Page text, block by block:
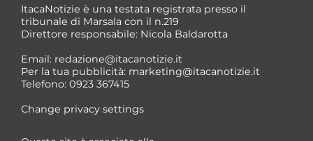
*
ItacaNotizie è una testata registrata presso il
tribunale di Marsala con il n.219
Direttore responsabile: Nicola Baldarotta
Email: redazione@itacanotizie.it
Per la tua pubblicità: marketing@itacanotizie.it
Telefono: 0923 367415
Change privacy settings